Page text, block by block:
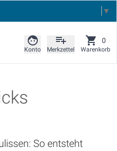
▼
Konto Merkzettel Warenkorb
0
So entsteht